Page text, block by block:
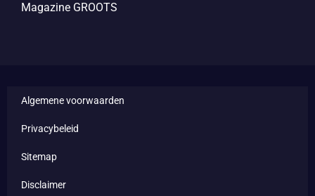
Magazine GROOTS
Algemene voorwaarden
Privacybeleid
Sitemap
Disclaimer